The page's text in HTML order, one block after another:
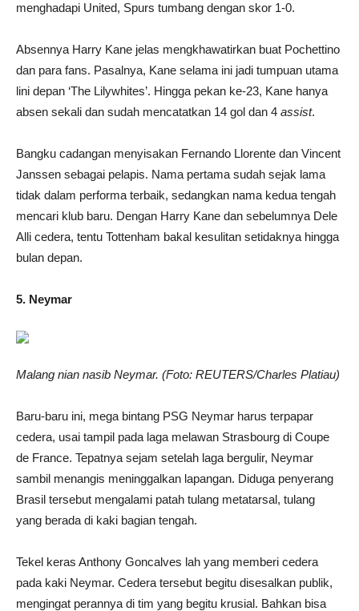
menghadapi United, Spurs tumbang dengan skor 1-0.
Absennya Harry Kane jelas mengkhawatirkan buat Pochettino
dan para fans. Pasalnya, Kane selama ini jadi tumpuan utama
lini depan ‘The Lilywhites’. Hingga pekan ke-23, Kane hanya
absen sekali dan sudah mencatatkan 14 gol dan 4 assist.
Bangku cadangan menyisakan Fernando Llorente dan Vincent
Janssen sebagai pelapis. Nama pertama sudah sejak lama
tidak dalam performa terbaik, sedangkan nama kedua tengah
mencari klub baru. Dengan Harry Kane dan sebelumnya Dele
Alli cedera, tentu Tottenham bakal kesulitan setidaknya hingga
bulan depan.
5. Neymar
Malang nian nasib Neymar. (Foto: REUTERS/Charles Platiau)
Baru-baru ini, mega bintang PSG Neymar harus terpapar
cedera, usai tampil pada laga melawan Strasbourg di Coupe
de France. Tepatnya sejam setelah laga bergulir, Neymar
sambil menangis meninggalkan lapangan. Diduga penyerang
Brasil tersebut mengalami patah tulang metatarsal, tulang
yang berada di kaki bagian tengah.
Tekel keras Anthony Goncalves lah yang memberi cedera
pada kaki Neymar. Cedera tersebut begitu disesalkan publik,
mengingat perannya di tim yang begitu krusial. Bahkan bisa